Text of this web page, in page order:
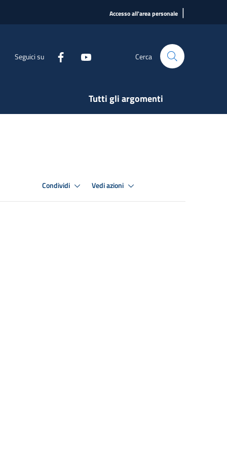
Accesso all'area personale |
Seguici su Cerca
Tutti gli argomenti
Condividi Vedi azioni